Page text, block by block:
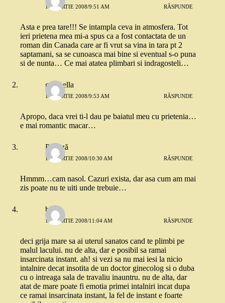
12 MARTIE 2008/9:51 AM RĂSPUNDE
Asta e prea tare!!! Se intampla ceva in atmosfera. Tot
ieri prietena mea mi-a spus ca a fost contactata de un
roman din Canada care ar fi vrut sa vina in tara pt 2
saptamani, sa se cunoasca mai bine si eventual s-o puna
si de nunta… Ce mai atatea plimbari si indragosteli…
gucinella
12 MARTIE 2008/9:53 AM RĂSPUNDE
Apropo, daca vrei ti-l dau pe baiatul meu cu prietenia…
e mai romantic macar…
Papitză
12 MARTIE 2008/10:30 AM RĂSPUNDE
Hmmm…cam nasol. Cazuri exista, dar asa cum am mai
zis poate nu te uiti unde trebuie…
blur
12 MARTIE 2008/11:04 AM RĂSPUNDE
deci grija mare sa ai uterul sanatos cand te plimbi pe
malul lacului. nu de alta, dar e posibil sa ramai
insarcinata instant. ah! si vezi sa nu mai iesi la nicio
intalnire decat insotita de un doctor ginecolog si o duba
cu o intreaga sala de travaliu inauntru. nu de alta, dar
atat de mare poate fi emotia primei intalniri incat dupa
ce ramai insarcinata instant, la fel de instant e foarte